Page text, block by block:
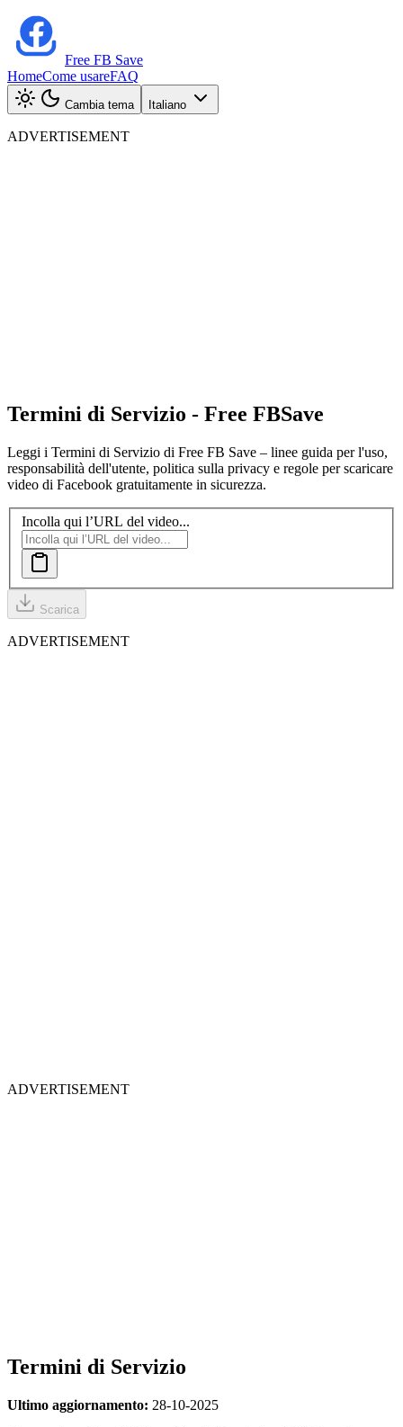
Free FB Save
HomeCome usareFAQ
Cambia tema Italiano
ADVERTISEMENT
Termini di Servizio - Free FBSave
Leggi i Termini di Servizio di Free FB Save – linee guida per l'uso,
responsabilità dell'utente, politica sulla privacy e regole per scaricare
video di Facebook gratuitamente in sicurezza.
Incolla qui l’URL del video...
Scarica
ADVERTISEMENT
ADVERTISEMENT
Termini di Servizio
Ultimo aggiornamento: 28-10-2025